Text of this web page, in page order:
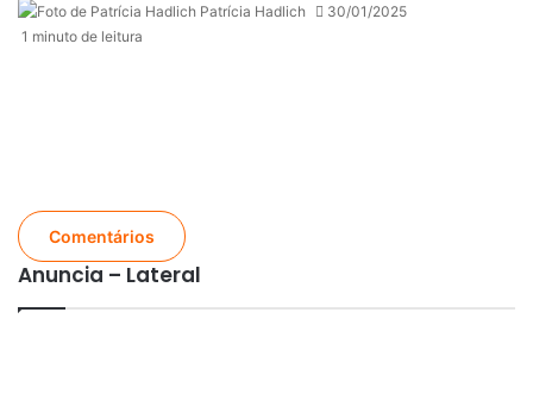
Patrícia Hadlich
30/01/2025
1 minuto de leitura
Comentários
Anuncia – Lateral